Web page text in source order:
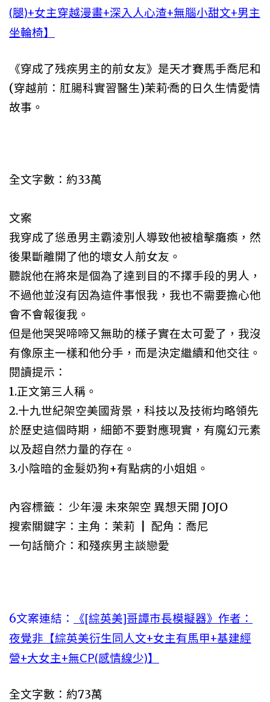
(腿)+女主穿越漫畫+深入人心渣+無腦小甜文+男主
坐輪椅】
《穿成了残疾男主的前女友》是天才賽馬手喬尼和
(穿越前：肛腸科實習醫生)茉莉·喬的日久生情愛情
故事。
全文字數：約33萬
文案
我穿成了慫恿男主霸淩別人導致他被槍擊癱瘓，然
後果斷離開了他的壞女人前女友。
聽說他在將來是個為了達到目的不擇手段的男人，
不過他並沒有因為這件事恨我，我也不需要擔心他
會不會報復我。
但是他哭哭啼啼又無助的樣子實在太可愛了，我沒
有像原主一樣和他分手，而是決定繼續和他交往。
閱讀提示：
1.正文第三人稱。
2.十九世紀架空美國背景，科技以及技術均略領先
於歷史這個時期，細節不要對應現實，有魔幻元素
以及超自然力量的存在。
3.小陰暗的金髮奶狗+有點病的小姐姐。
內容標籤： 少年漫 未來架空 異想天開 JOJO
搜索關鍵字：主角：茉莉 ┃ 配角：喬尼
一句話簡介：和殘疾男主談戀愛
6文案連結：
《[綜英美]哥譚市長模擬器》作者：
夜覺非【綜英美衍生同人文+女主有馬甲+基建經
營+大女主+無CP(感情線少)】
全文字數：約73萬